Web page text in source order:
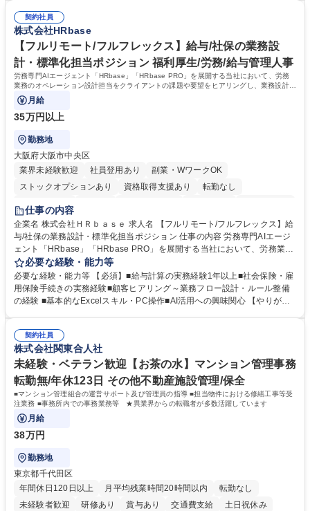
やスキルの把握 ■AI活用業務など、既存領域を超えた案件の開拓 ■NTTデ
ータグループの会社へ提案活動 募集職種 【業務企画】未経験OK/正社員登
用実績90%以上/月残業～5H/在宅勤務可/社会貢献
用】正社員登用を前提としておりますので、最短で1.5年～2年で正社員へ
の雇用切り替えとなります。過去の正社員登用率は90％です。 将来的に
は当社の中核となる管理職になって頂く事を期待しています。 正社員登用
に向け全力でサポートを行いますのでご安心ください。 学歴・資格 学
歴：大学院 大学 高専 短大 専修学校 高校 語学力： 資格：
契約社員
株式会社HRbase
【フルリモート/フルフレックス】給与/社保の業務設
計・標準化担当ポジション 福利厚生/労務/給与管理人事
労務専門AIエージェント「HRbase」「HRbase PRO」を展開する当社において、労務
業務のオペレーション設計担当をクライアントの課題や要望をヒアリングし、業務設計や
システム設定へと落とし込むポジションです。
月給
35万円以上
勤務地
大阪府大阪市中央区
業界未経験歓迎
社員登用あり
副業・WワークOK
ストックオプションあり
資格取得支援あり
転勤なし
時短勤務あり
服装自由
仕事の内容
企業名 株式会社ＨＲｂａｓｅ 求人名 【フルリモート/フルフレックス】給
与/社保の業務設計・標準化担当ポジション 仕事の内容 労務専門AIエージ
ェント「HRbase」「HRbase PRO」を展開する当社において、労務業務
のオペレーション設計担当をクライアントの課題や要望をヒアリングし、
業務設計やシステム設定へと落とし込むポジションです。 【具体的に
は】・業務オペレーション設計（要件定義/顧客ヒアリング/業務オペレー
ションの洗い出し、ルール整備、システム設定) ・業務マニュアル作成、
（年調等の年次業務など） 募集職種 【フルリモート/フルフレックス】給
与/社保の業務設計・標準化担当ポジション
必要な経験・能力等
必要な経験・能力等 【必須】■給与計算の実務経験1年以上■社会保険・雇
用保険手続きの実務経験■顧客ヒアリング～業務フロー設計・ルール整備
の経験 ■基本的なExcelスキル・PC操作■AI活用への興味関心 【やりが
る設計にとどまらず、ご自身が現場のエキスパートとしてオペレーション
を実行する機会もあり、実務と改善の両面でスキルを発揮できる環境で
す。 学歴・資格 学歴：大学院 大学 高専 短大 専修学校 高校 語学力： 資
格：
契約社員
株式会社関東合人社
未経験・ベテラン歓迎【お茶の水】マンション管理事務
転勤無/年休123日 その他不動産施設管理/保全
■マンション管理組合の運営サポート及び管理員の指導 ■担当物件における修繕工事等受
注業務 ■事務所内での事務業務等 ★異業界からの転職者が多数活躍しています
月給
38万円
勤務地
東京都千代田区
年間休日120日以上
月平均残業時間20時間以内
転勤なし
未経験者歓迎
研修あり 賞与あり 交通費支給 土日祝休み